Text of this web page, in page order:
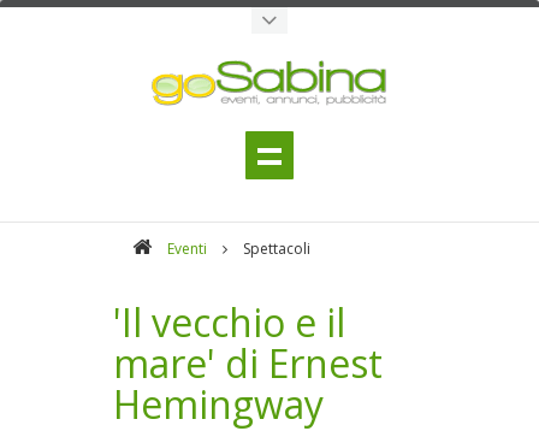
Eventi Spettacoli
'Il vecchio e il
mare' di Ernest
Hemingway